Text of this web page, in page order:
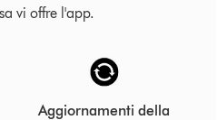
vi offre l'app.
Aggiornamenti della